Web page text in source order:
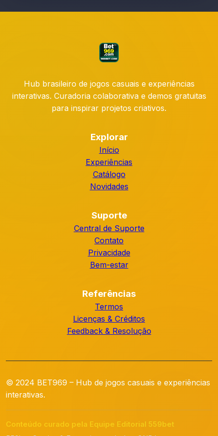
Hub brasileiro de jogos casuais e experiências
interativas. Curadoria colaborativa e demos gratuitas
para inspirar projetos criativos.
Explorar
Início
Experiências
Catálogo
Novidades
Suporte
Central de Suporte
Contato
Privacidade
Bem-estar
Referências
Termos
Licenças & Créditos
Feedback & Resolução
© 2024 BET969 – Hub de jogos casuais e experiências
interativas.
Conteúdo curado pela Equipe Editorial 559bet